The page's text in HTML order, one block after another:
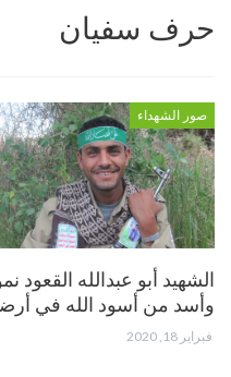
حرف سفيان
صور الشهداء
الشهيد أبو عبدالله القعود
وأسد من أسود الله في
فبراير 18, 2020